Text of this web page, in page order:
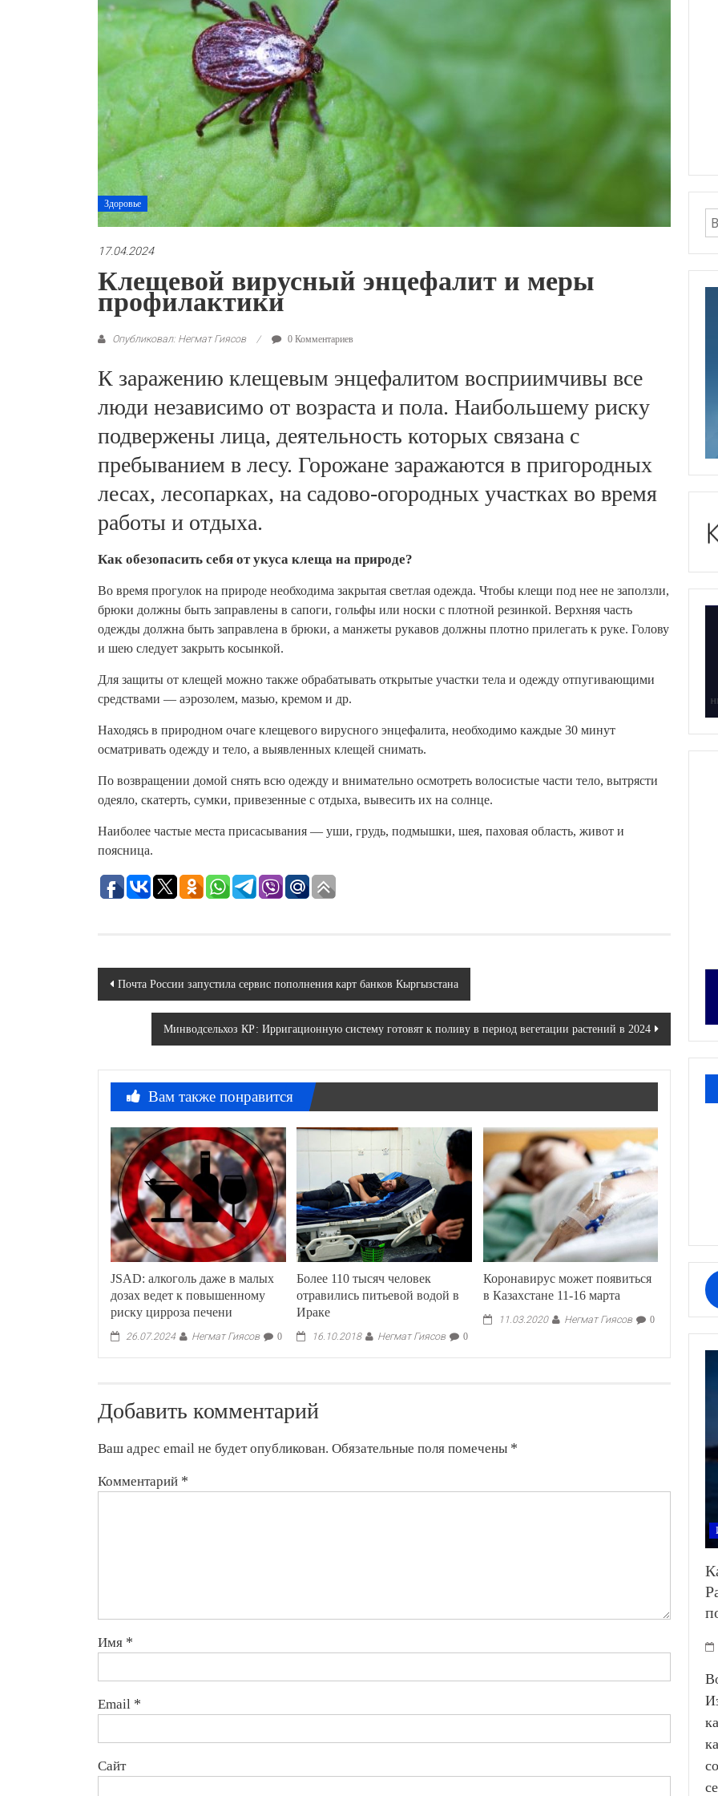
Здоровье
17.04.2024
Клещевой вирусный энцефалит и меры
профилактики
Опубликовал: Негмат Гиясов 0 Комментариев
К заражению клещевым энцефалитом восприимчивы все
люди независимо от возраста и пола. Наибольшему риску
подвержены лица, деятельность которых связана с
пребыванием в лесу. Горожане заражаются в пригородных
лесах, лесопарках, на садово-огородных участках во время
работы и отдыха.
Как обезопасить себя от укуса клеща на природе?
Во время прогулок на природе необходима закрытая светлая одежда. Чтобы клещи под нее не заползли,
брюки должны быть заправлены в сапоги, гольфы или носки с плотной резинкой. Верхняя часть
одежды должна быть заправлена в брюки, а манжеты рукавов должны плотно прилегать к руке. Голову
и шею следует закрыть косынкой.
Для защиты от клещей можно также обрабатывать открытые участки тела и одежду отпугивающими
средствами — аэрозолем, мазью, кремом и др.
Находясь в природном очаге клещевого вирусного энцефалита, необходимо каждые 30 минут
осматривать одежду и тело, а выявленных клещей снимать.
По возвращении домой снять всю одежду и внимательно осмотреть волосистые части тело, вытрясти
одеяло, скатерть, сумки, привезенные с отдыха, вывесить их на солнце.
Наиболее частые места присасывания — уши, грудь, подмышки, шея, паховая область, живот и
поясница.
Навигация
записям
Почта России запустила сервис пополнения карт банков Кыргызстана
Минводсельхоз КР: Ирригационную систему готовят к поливу в период вегетации растений в 2024
Вам также понравится
JSAD: алкоголь даже в малых
дозах ведет к повышенному
риску цирроза печени
26.07.2024 Негмат Гиясов 0
Более 110 тысяч человек
отравились питьевой водой в
Ираке
16.10.2018 Негмат Гиясов 0
Коронавирус может появиться
в Казахстане 11-16 марта
11.03.2020 Негмат Гиясов 0
Добавить комментарий
Ваш адрес email не будет опубликован. Обязательные поля помечены *
Комментарий *
Имя *
Email *
Сайт